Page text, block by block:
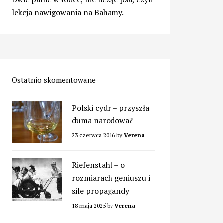
lekcja nawigowania na Bahamy.
Ostatnio skomentowane
Polski cydr – przyszła
duma narodowa?
23 czerwca 2016by Verena
Riefenstahl – o
rozmiarach geniuszu i
sile propagandy
18 maja 2025by Verena